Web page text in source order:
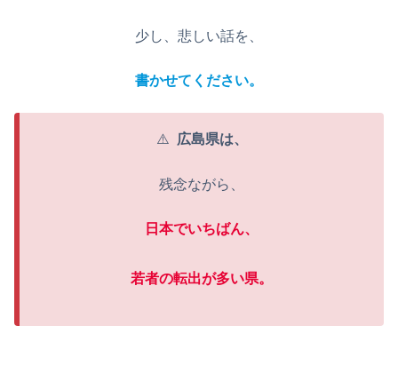
少し、悲しい話を、
書かせてください。
⚠️ 広島県は、
残念ながら、
日本でいちばん、
若者の転出が多い県。